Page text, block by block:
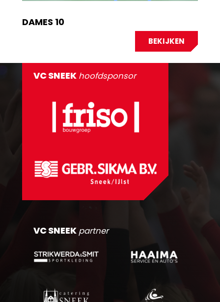
DAMES 10
BEKIJKEN
VC SNEEK hoofdsponsor
VC SNEEK partner